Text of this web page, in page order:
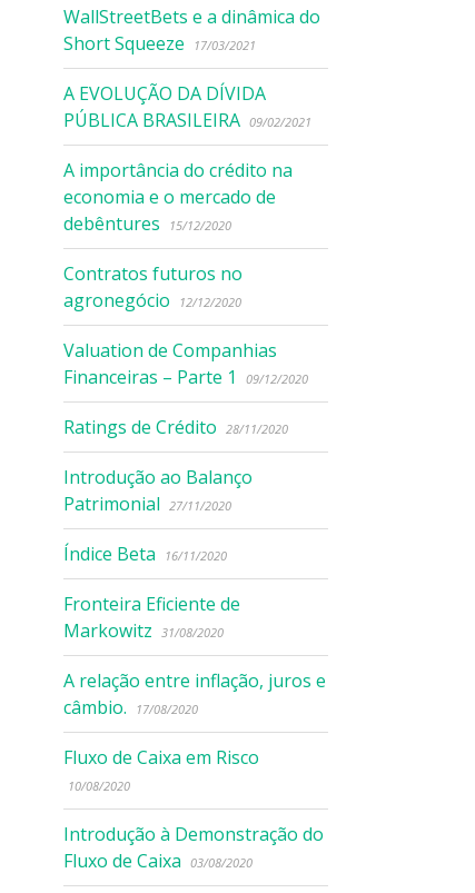
WallStreetBets e a dinâmica do
Short Squeeze
17/03/2021
A EVOLUÇÃO DA DÍVIDA
PÚBLICA BRASILEIRA 09/02/2021
A importância do crédito na
economia e o mercado de
debêntures
15/12/2020
Contratos futuros no
agronegócio
12/12/2020
Valuation de Companhias
Financeiras – Parte 1
09/12/2020
Ratings de Crédito 28/11/2020
Introdução ao Balanço
Patrimonial
27/11/2020
Índice Beta 16/11/2020
Fronteira Eficiente de
Markowitz
31/08/2020
A relação entre inflação, juros e
câmbio.
17/08/2020
Fluxo de Caixa em Risco
10/08/2020
Introdução à Demonstração do
Fluxo de Caixa
03/08/2020